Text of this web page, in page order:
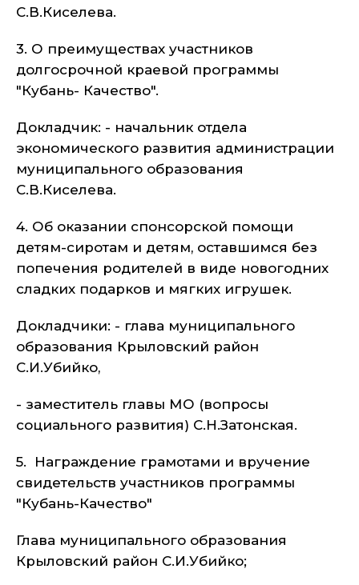
С.В.Киселева.
3. О преимуществах участников
долгосрочной краевой программы
"Кубань- Качество".
Докладчик: - начальник отдела
экономического развития администрации
муниципального образования
С.В.Киселева.
4. Об оказании спонсорской помощи
детям-сиротам и детям, оставшимся без
попечения родителей в виде новогодних
сладких подарков и мягких игрушек.
Докладчики: - глава муниципального
образования Крыловский район
С.И.Убийко,
- заместитель главы МО (вопросы
социального развития) С.Н.Затонская.
5. Награждение грамотами и вручение
свидетельств участников программы
"Кубань-Качество"
Глава муниципального образования
Крыловский район С.И.Убийко;